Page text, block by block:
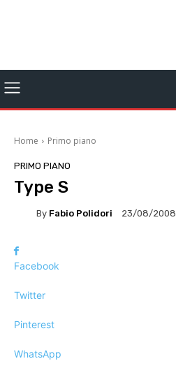
Home Primo piano
PRIMO PIANO
Type S
By Fabio Polidori 23/08/2008
Facebook
Twitter
Pinterest
WhatsApp